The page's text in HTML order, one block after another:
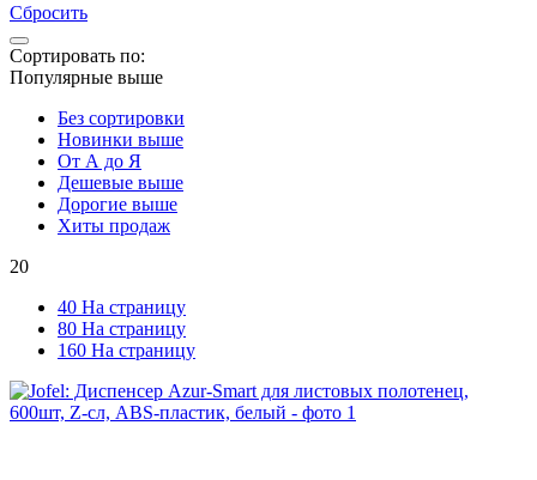
Сбросить
Сортировать по:
Популярные выше
Без сортировки
Новинки выше
От А до Я
Дешевые выше
Дорогие выше
Хиты продаж
20
40 На страницу
80 На страницу
160 На страницу